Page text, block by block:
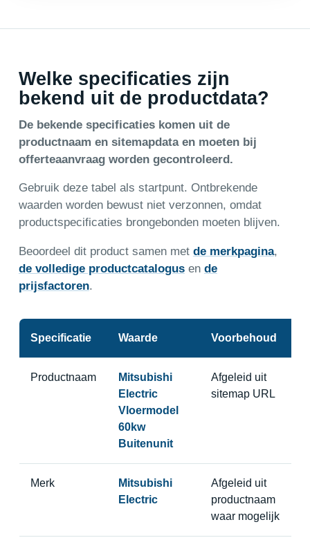
Welke specificaties zijn
bekend uit de productdata?
De bekende specificaties komen uit de
productnaam en sitemapdata en moeten bij
offerteaanvraag worden gecontroleerd.
Gebruik deze tabel als startpunt. Ontbrekende
waarden worden bewust niet verzonnen, omdat
productspecificaties brongebonden moeten blijven.
Beoordeel dit product samen met de merkpagina,
de volledige productcatalogusen de
prijsfactoren.
Specificatie Waarde Voorbehoud
Productnaam
Mitsubishi
Electric
Vloermodel
60kw
Buitenunit
Afgeleid uit
sitemap URL
Merk
Mitsubishi
Electric
Afgeleid uit
productnaam
waar mogelijk